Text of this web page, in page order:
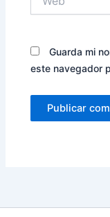
Guarda mi
este navegador